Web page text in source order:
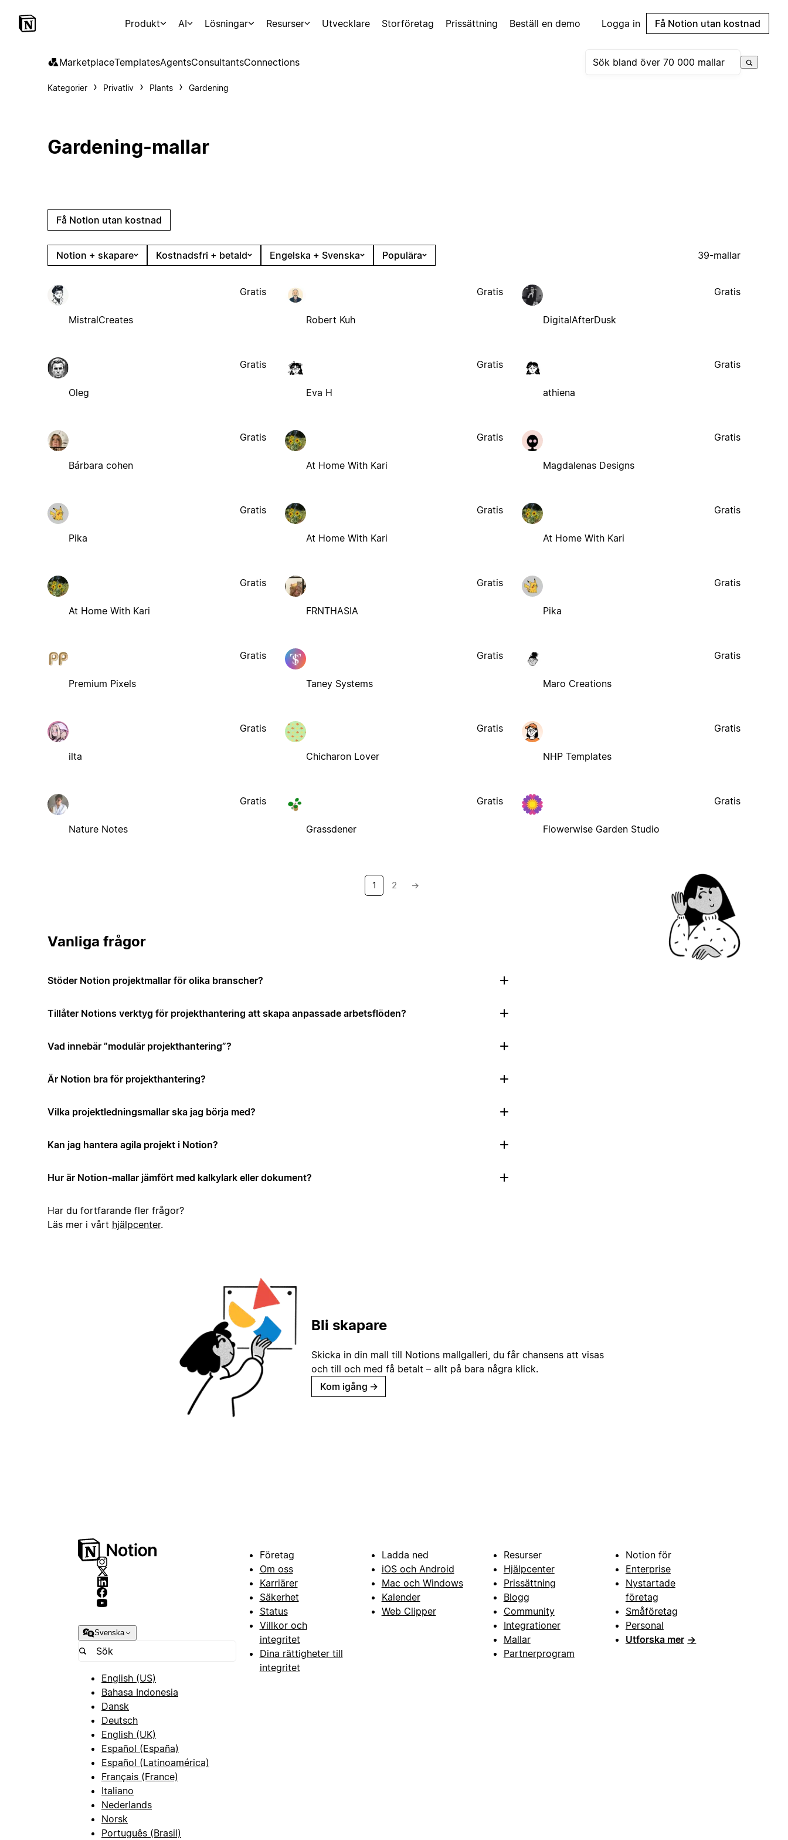
Produkt AI Lösningar Resurser Utvecklare Storföretag Prissättning Beställ en demo Logga in Få Notion utan kostnad
MarketplaceTemplatesAgentsConsultantsConnections
Kategorier Privatliv Plants Gardening
Gardening-mallar
Få Notion utan kostnad
Notion + skapare Kostnadsfri + betald Engelska + Svenska Populära 39-mallar
MistralCreates
Gratis
Robert Kuh
Gratis
DigitalAfterDusk
Gratis
Oleg
Gratis
Eva H
Gratis
athiena
Gratis
Bárbara cohen
Gratis
At Home With Kari
Gratis
Magdalenas Designs
Gratis
Pika
Gratis
At Home With Kari
Gratis
At Home With Kari
Gratis
At Home With Kari
Gratis
FRNTHASIA
Gratis
Pika
Gratis
Premium Pixels
Gratis
Taney Systems
Gratis
Maro Creations
Gratis
ilta
Gratis
Chicharon Lover
Gratis
NHP Templates
Gratis
Nature Notes
Gratis
Grassdener
Gratis
Flowerwise Garden Studio
Gratis
1 2 →
Vanliga frågor
Stöder Notion projektmallar för olika branscher?
Tillåter Notions verktyg för projekthantering att skapa anpassade arbetsflöden?
Vad innebär ”modulär projekthantering”?
Är Notion bra för projekthantering?
Vilka projektledningsmallar ska jag börja med?
Kan jag hantera agila projekt i Notion?
Hur är Notion-mallar jämfört med kalkylark eller dokument?
Har du fortfarande fler frågor?
Läs mer i vårt hjälpcenter.
Bli skapare
Skicka in din mall till Notions mallgalleri, du får chansens att visas
och till och med få betalt – allt på bara några klick.
Kom igång →
Svenska
English (US)
Bahasa Indonesia
Dansk
Deutsch
English (UK)
Español (España)
Español (Latinoamérica)
Français (France)
Italiano
Nederlands
Norsk
Português (Brasil)
Företag
Om oss
Karriärer
Säkerhet
Status
Villkor och
integritet
Dina rättigheter till
integritet
Ladda ned
iOS och Android
Mac och Windows
Kalender
Web Clipper
Resurser
Hjälpcenter
Prissättning
Blogg
Community
Integrationer
Mallar
Partnerprogram
Notion för
Enterprise
Nystartade
företag
Småföretag
Personal
Utforska mer →